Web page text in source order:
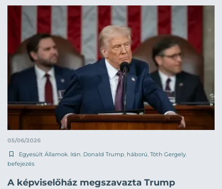
05/06/2026
Egyesült Államok, Irán, Donald Trump, háború, Tóth Gergely,
befejezés
A képviselőház megszavazta Trump